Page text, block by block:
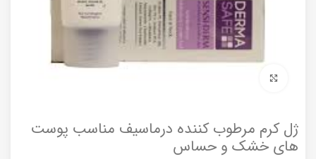
ژل کرم مرطوب کننده درماسیف مناسب پوست
های خشک و حساس